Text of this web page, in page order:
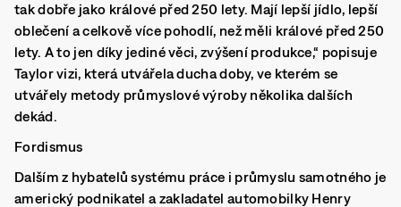
tak dobře jako králové před 250 lety. Mají lepší jídlo, lepší
oblečení a celkově více pohodlí, než měli králové před 250
lety. A to jen díky jediné věci, zvýšení produkce,“ popisuje
Taylor vizi, která utvářela ducha doby, ve kterém se
utvářely metody průmyslové výroby několika dalších
dekád.
Fordismus
Dalším z hybatelů systému práce i průmyslu samotného je
americký podnikatel a zakladatel automobilky Henry